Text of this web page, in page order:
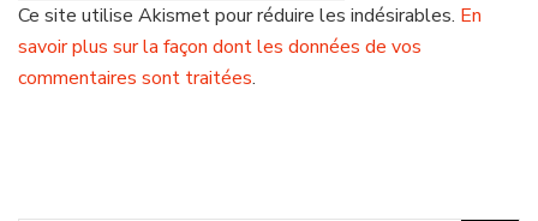
Ce site utilise Akismet pour réduire les indésirables. En
savoir plus sur la façon dont les données de vos
commentaires sont traitées.